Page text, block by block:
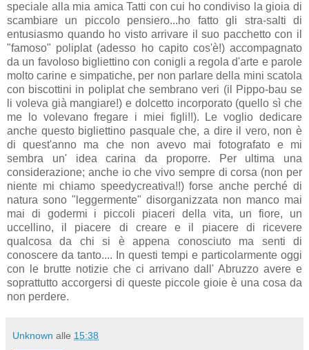
speciale alla mia amica Tatti con cui ho condiviso la gioia di
scambiare un piccolo pensiero...ho fatto gli stra-salti di
entusiasmo quando ho visto arrivare il suo pacchetto con il
"famoso" poliplat (adesso ho capito cos'è!) accompagnato
da un favoloso bigliettino con conigli a regola d'arte e parole
molto carine e simpatiche, per non parlare della mini scatola
con biscottini in poliplat che sembrano veri (il Pippo-bau se
li voleva già mangiare!) e dolcetto incorporato (quello sì che
me lo volevano fregare i miei figli!!). Le voglio dedicare
anche questo bigliettino pasquale che, a dire il vero, non è
di quest'anno ma che non avevo mai fotografato e mi
sembra un' idea carina da proporre. Per ultima una
considerazione; anche io che vivo sempre di corsa (non per
niente mi chiamo speedycreativa!!) forse anche perché di
natura sono "leggermente" disorganizzata non manco mai
mai di godermi i piccoli piaceri della vita, un fiore, un
uccellino, il piacere di creare e il piacere di ricevere
qualcosa da chi si è appena conosciuto ma senti di
conoscere da tanto.... In questi tempi e particolarmente oggi
con le brutte notizie che ci arrivano dall' Abruzzo avere e
soprattutto accorgersi di queste piccole gioie è una cosa da
non perdere.
Unknown alle 15:38